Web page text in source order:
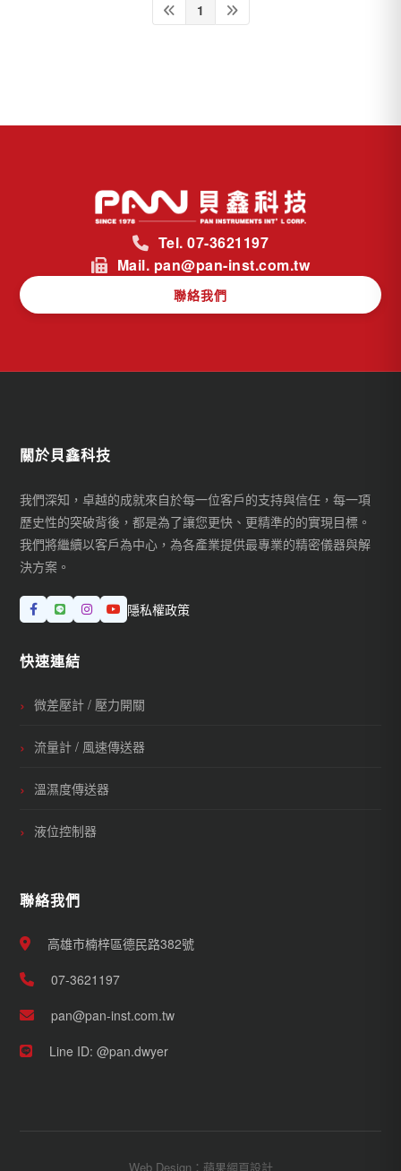
1
Tel. 07-3621197
Mail. pan@pan-inst.com.tw
聯絡我們
關於貝鑫科技
我們深知，卓越的成就來自於每一位客戶的支持與信任，每一項
歷史性的突破背後，都是為了讓您更快、更精準的的實現目標。
我們將繼續以客戶為中心，為各產業提供最專業的精密儀器與解
決方案。
隱私權政策
快速連結
微差壓計 / 壓力開關
流量計 / 風速傳送器
溫濕度傳送器
液位控制器
聯絡我們
高雄市楠梓區德民路382號
07-3621197
pan@pan-inst.com.tw
Line ID: @pan.dwyer
Web Design：蘋果網頁設計